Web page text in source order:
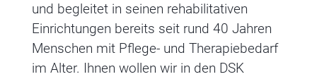
und begleitet in seinen rehabilitativen
Einrichtungen bereits seit rund 40 Jahren
Menschen mit Pflege- und Therapiebedarf
im Alter. Ihnen wollen wir in den DSK